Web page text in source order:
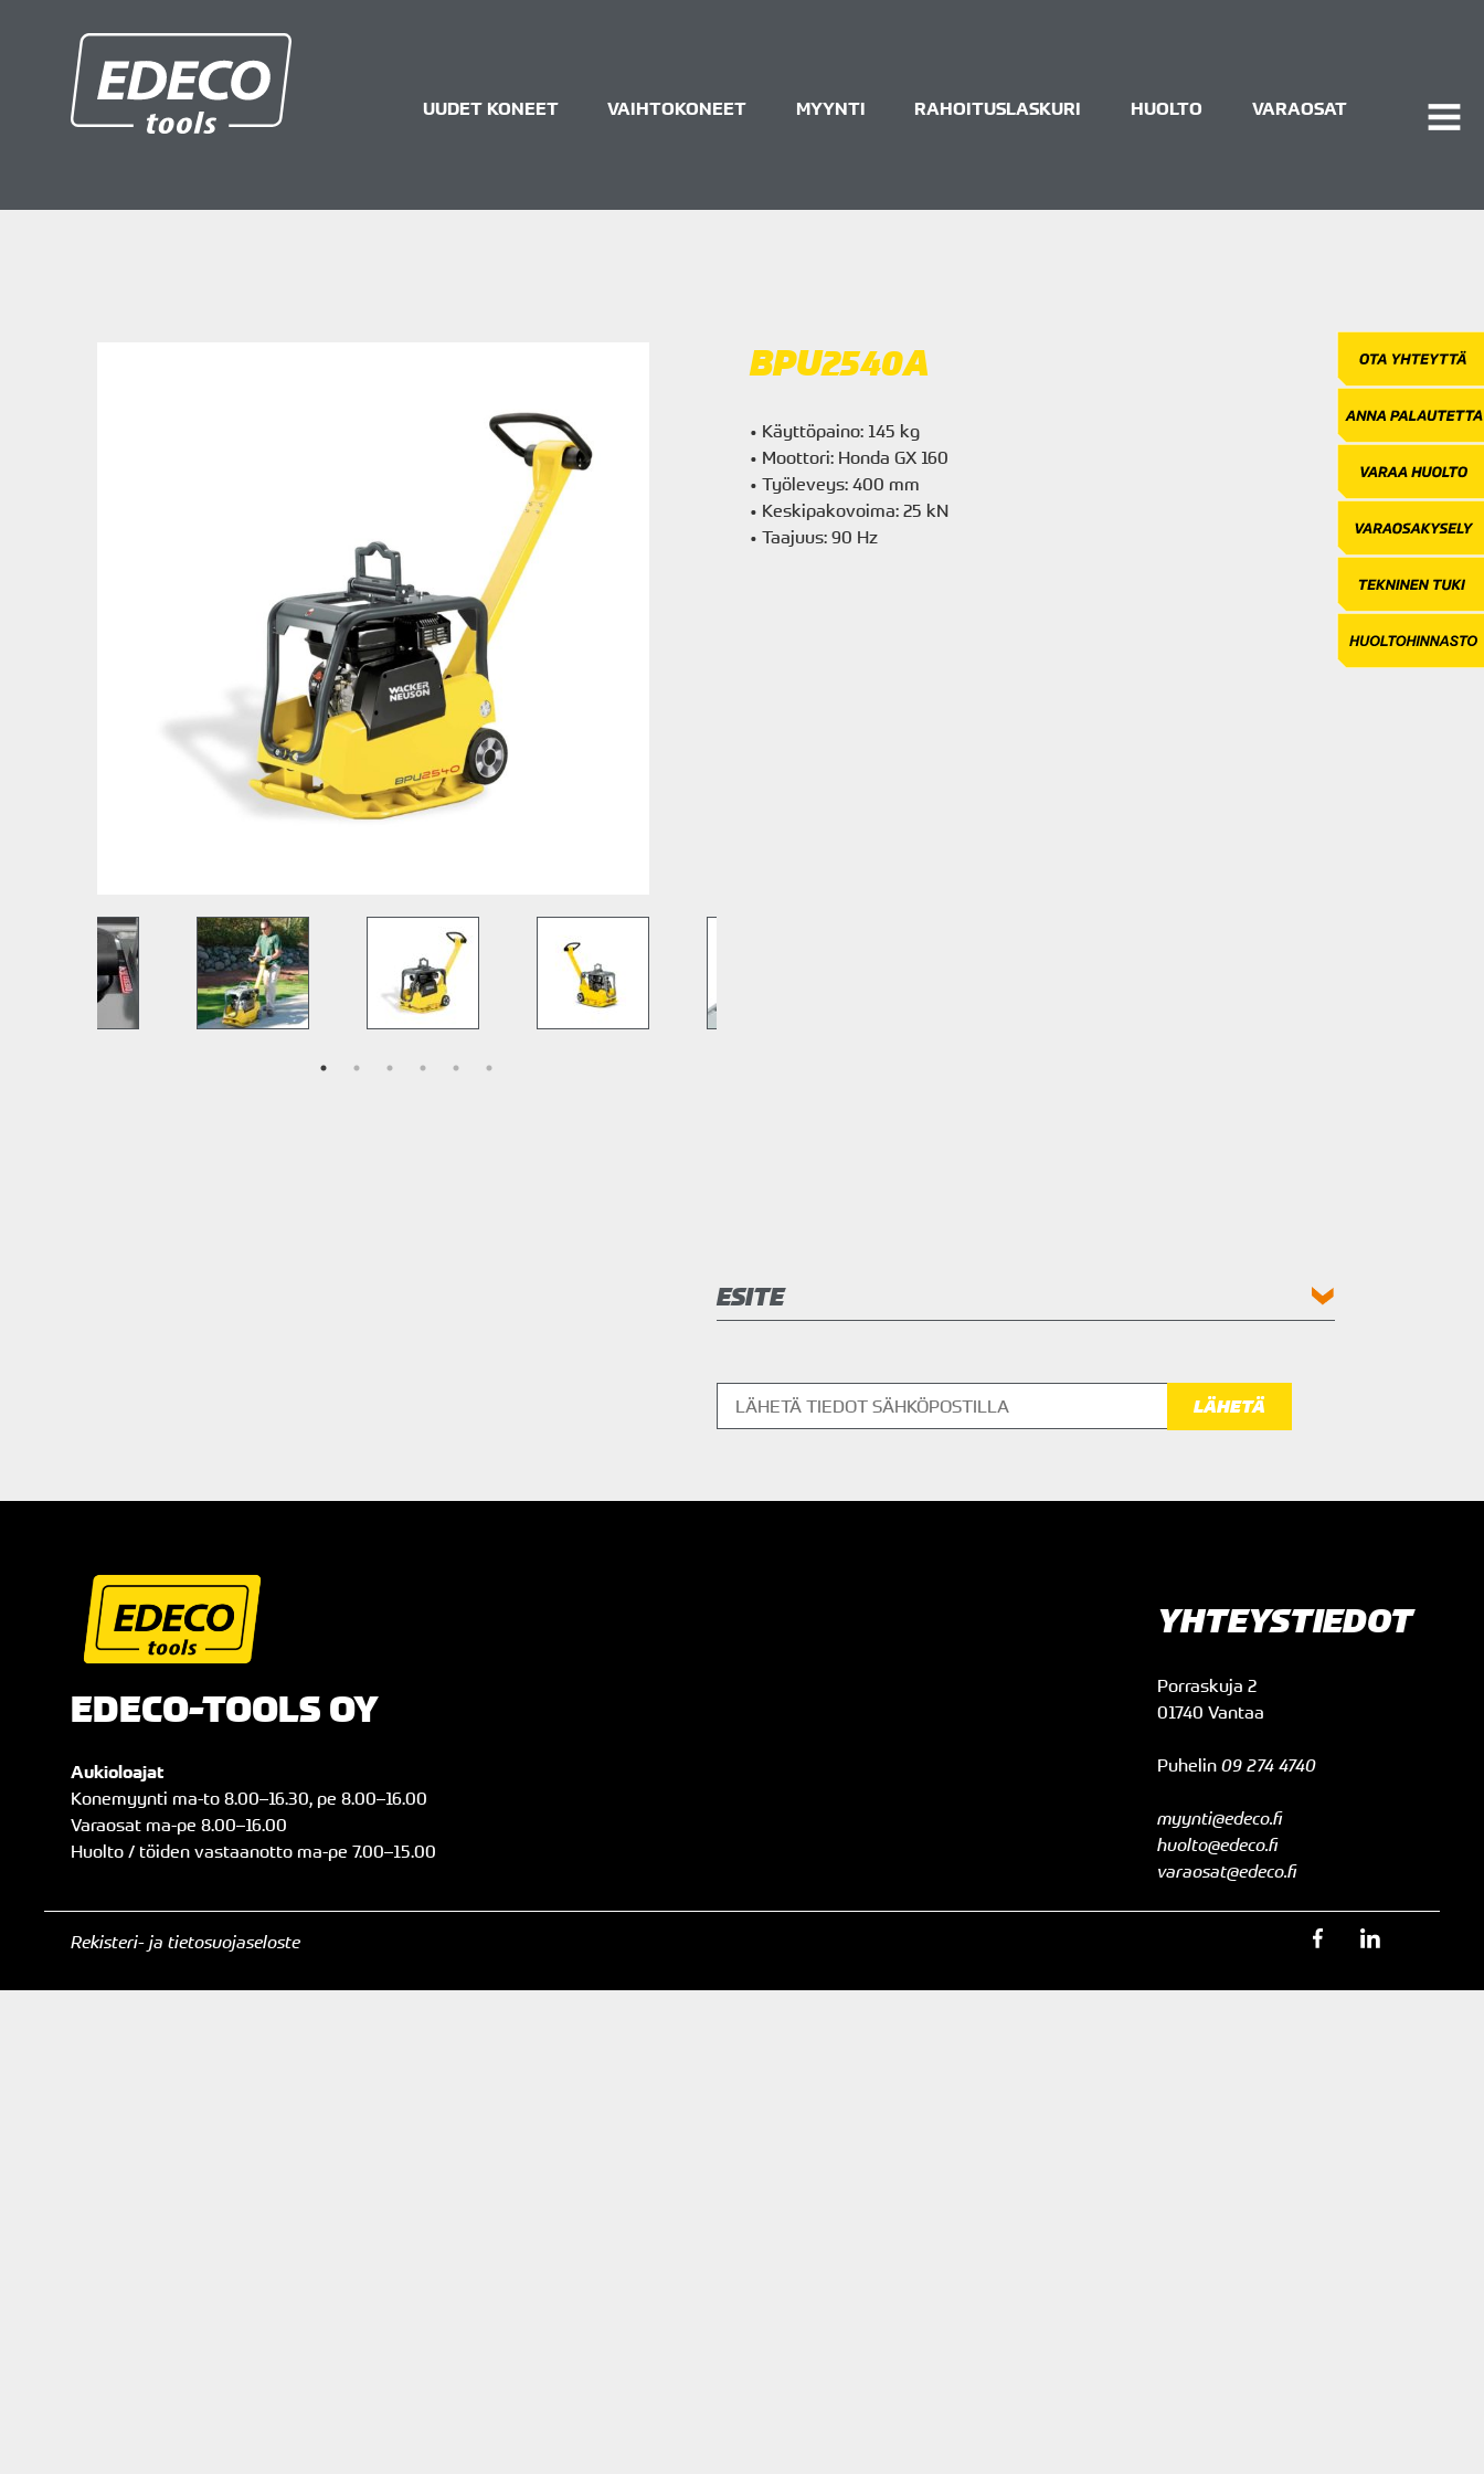
Edeco.fi
UUDET KONEET VAIHTOKONEET MYYNTI RAHOITUSLASKURI HUOLTO VARAOSAT
BPU2540A
• Käyttöpaino: 145 kg
• Moottori: Honda GX 160
• Työleveys: 400 mm
• Keskipakovoima: 25 kN
• Taajuus: 90 Hz
ESITE
EDECO-TOOLS OY
Aukioloajat
Konemyynti ma-to 8.00–16.30, pe 8.00–16.00
Varaosat ma-pe 8.00–16.00
Huolto / töiden vastaanotto ma-pe 7.00–15.00
YHTEYSTIEDOT
Porraskuja 2
01740 Vantaa
Puhelin 09 274 4740
myynti@edeco.fi
huolto@edeco.fi
varaosat@edeco.fi
Rekisteri- ja tietosuojaseloste